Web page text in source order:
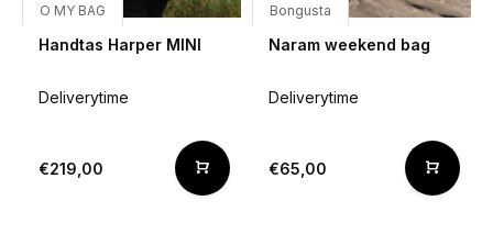
O MY BAG
Handtas Harper MINI
Deliverytime
€219,00
Bongusta
Naram weekend bag
Deliverytime
€65,00